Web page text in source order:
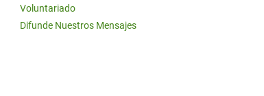
Voluntariado
Difunde Nuestros Mensajes